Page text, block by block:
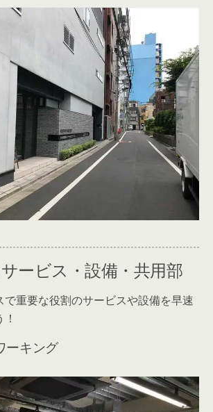
ービス・設備・共用部
で重要な役割のサービスや設備を早速
ーキング